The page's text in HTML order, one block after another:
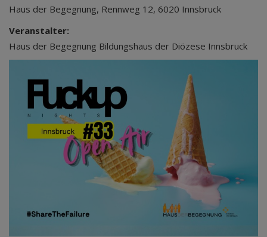
Haus der Begegnung, Rennweg 12, 6020 Innsbruck
Veranstalter:
Haus der Begegnung Bildungshaus der Diözese Innsbruck